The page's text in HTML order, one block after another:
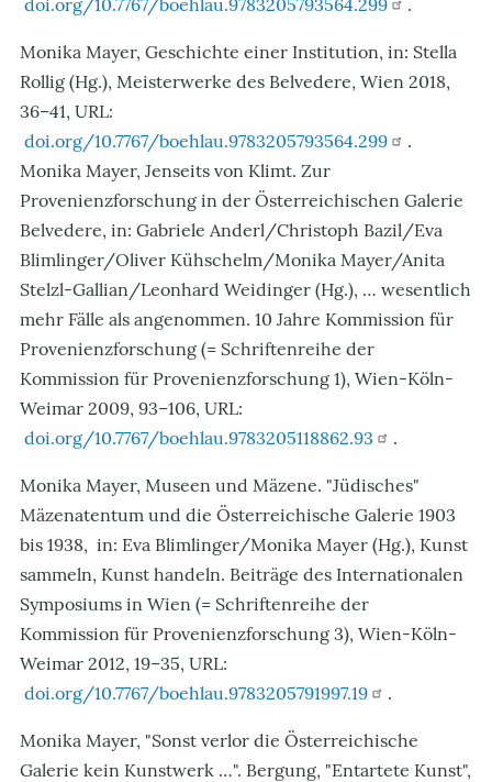
doi.org/10.7767/boehlau.9783205793564.299
.
Monika Mayer, Geschichte einer Institution, in: Stella
Rollig (Hg.), Meisterwerke des Belvedere, Wien 2018,
36–41, URL:
doi.org/10.7767/boehlau.9783205793564.299
.
Monika Mayer, Jenseits von Klimt. Zur
Provenienzforschung in der Österreichischen Galerie
Belvedere, in: Gabriele Anderl/Christoph Bazil/Eva
Blimlinger/Oliver Kühschelm/Monika Mayer/Anita
Stelzl-Gallian/Leonhard Weidinger (Hg.), … wesentlich
mehr Fälle als angenommen. 10 Jahre Kommission für
Provenienzforschung (= Schriftenreihe der
Kommission für Provenienzforschung 1), Wien-Köln-
Weimar 2009, 93–106, URL:
doi.org/10.7767/boehlau.9783205118862.93
.
Monika Mayer, Museen und Mäzene. "Jüdisches"
Mäzenatentum und die Österreichische Galerie 1903
bis 1938, in: Eva Blimlinger/Monika Mayer (Hg.), Kunst
sammeln, Kunst handeln. Beiträge des Internationalen
Symposiums in Wien (= Schriftenreihe der
Kommission für Provenienzforschung 3), Wien-Köln-
Weimar 2012, 19–35, URL:
doi.org/10.7767/boehlau.9783205791997.19
.
Monika Mayer, "Sonst verlor die Österreichische
Galerie kein Kunstwerk …". Bergung, "Entartete Kunst",